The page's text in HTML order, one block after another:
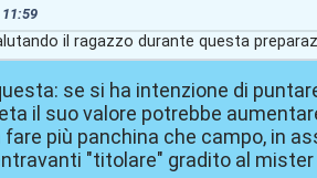
il ragazzo durante questa
se si ha intenzione di
il suo valore potrebbe
più panchina che campo, in
"titolare" gradito al